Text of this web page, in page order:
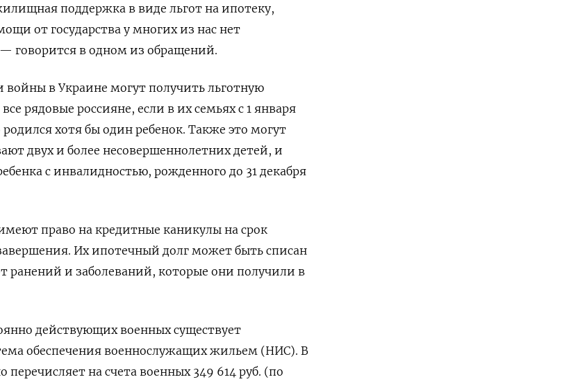
поддержка в виде льгот на ипотеку,
от государства у многих из нас нет
говорится в одном из обращений.
в Украине могут получить льготную
рядовые россияне, если в их семьях с 1 января
родился хотя бы один ребенок. Также это могут
двух и более несовершеннолетних детей, и
с инвалидностью, рожденного до 31 декабря
право на кредитные каникулы на срок
Их ипотечный долг может быть списан
ранений и заболеваний, которые они получили в
действующих военных существует
обеспечения военнослужащих жильем (НИС). В
перечисляет на счета военных 349 614 руб. (по